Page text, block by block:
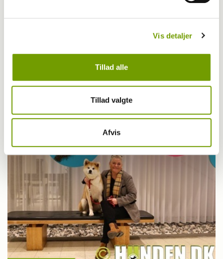
Vis detaljer
Tillad alle
Tillad valgte
Afvis
Samme cancervaccine til hund og menneske